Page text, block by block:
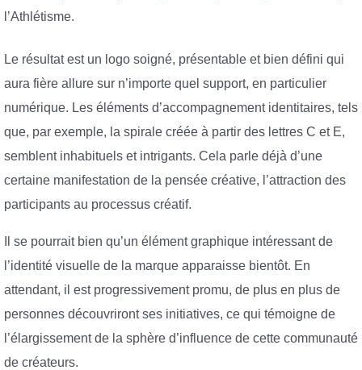
l’Athlétisme.
Le résultat est un logo soigné, présentable et bien défini qui
aura fière allure sur n’importe quel support, en particulier
numérique. Les éléments d’accompagnement identitaires, tels
que, par exemple, la spirale créée à partir des lettres C et E,
semblent inhabituels et intrigants. Cela parle déjà d’une
certaine manifestation de la pensée créative, l’attraction des
participants au processus créatif.
Il se pourrait bien qu’un élément graphique intéressant de
l’identité visuelle de la marque apparaisse bientôt. En
attendant, il est progressivement promu, de plus en plus de
personnes découvriront ses initiatives, ce qui témoigne de
l’élargissement de la sphère d’influence de cette communauté
de créateurs.